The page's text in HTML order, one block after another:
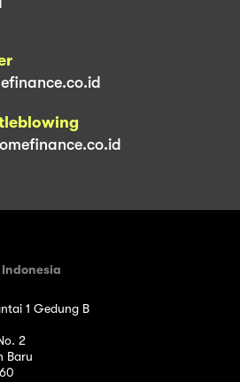
Indonesia
1 Gedung B
2
Baru